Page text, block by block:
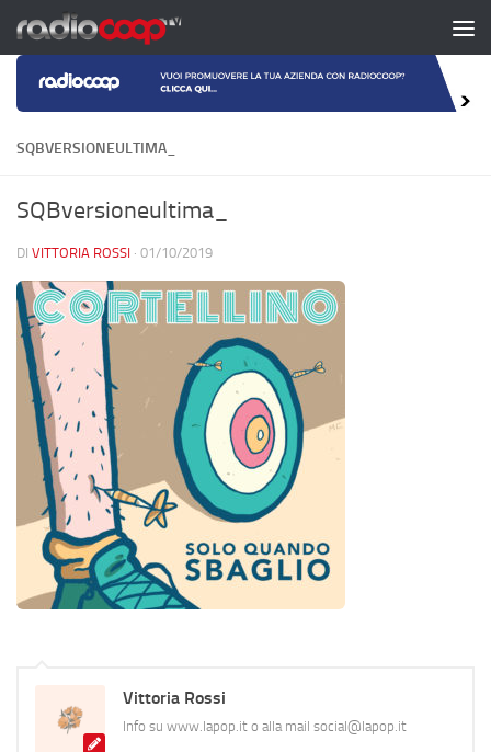
Salta al contenuto
SQBVERSIONEULTIMA_
SQBversioneultima_
DI VITTORIA ROSSI · 01/10/2019
Vittoria Rossi
Info su www.lapop.it o alla mail social@lapop.it